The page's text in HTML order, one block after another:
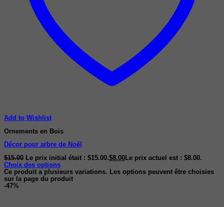
Add to Wishlist
Ornements en Bois
Décor pour arbre de Noël
$15.00 Le prix initial était : $15.00.$8.00 Le prix actuel est : $8.00.
Choix des options
Ce produit a plusieurs variations. Les options peuvent être choisies
sur la page du produit
-47%